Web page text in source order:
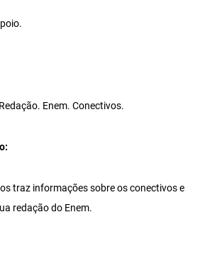
Enem. Conectivos.
traz informações sobre os conectivos e
redação do Enem.